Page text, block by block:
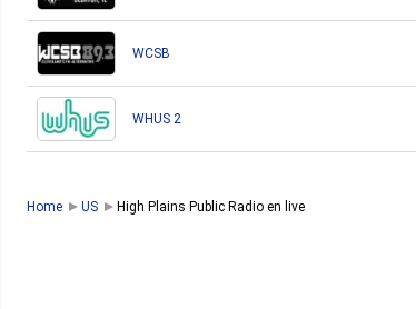
WCSB
WHUS 2
Home US High Plains Public Radio en live